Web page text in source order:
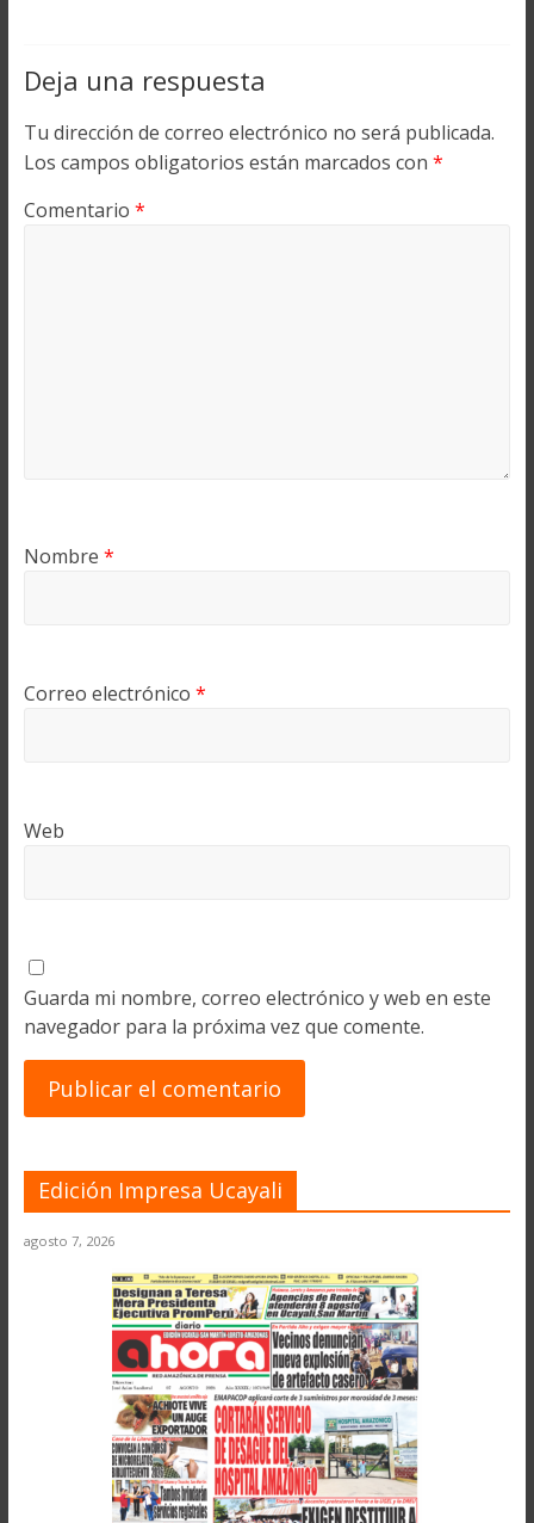
Deja una respuesta
Tu dirección de correo electrónico no será publicada.
Los campos obligatorios están marcados con *
Comentario *
Nombre *
Correo electrónico *
Web
Guarda mi nombre, correo electrónico y web en este
navegador para la próxima vez que comente.
Edición Impresa Ucayali
agosto 7, 2026